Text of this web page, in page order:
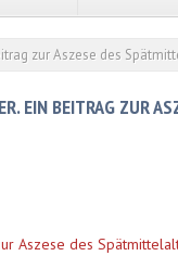
zur Aszese des
EIN BEITRAG ZUR
Aszese des